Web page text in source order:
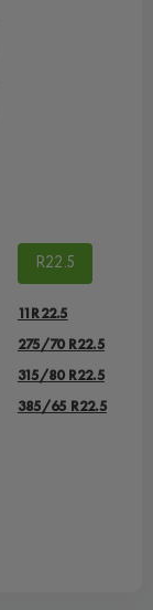
R22.5
11R22.5
275/70 R22.5
315/80 R22.5
385/65 R22.5